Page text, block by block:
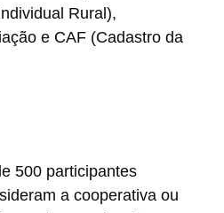
Rural),
e CAF (Cadastro da
500 participantes
a cooperativa ou